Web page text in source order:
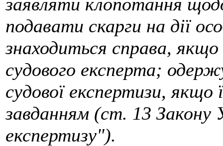
подавати скарги на дії
знаходиться справа,
судового експерта;
судової експертизи, якщо
завданням (ст. 13 Закону
експертизу").